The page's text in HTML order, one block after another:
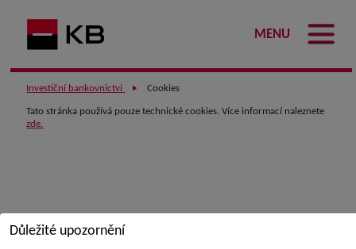
MENU
Investiční bankovnictví Cookies
Tato stránka používá pouze technické cookies. Více informací naleznete
zde.
Důležité upozornění